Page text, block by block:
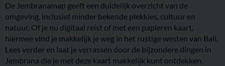
De Jembranamap geeft een duidelijk overzicht van de
omgeving, inclusief minder bekende plekkies, cultuur en
natuur. Of je nu digitaal reist of met een papieren kaart,
hiermee vind je makkelijk je weg in het rustige westen van Bali.
Lees verder en laat je verrassen door de bijzondere dingen in
Jembrana die je met deze kaart makkelijk kunt ontdekken.